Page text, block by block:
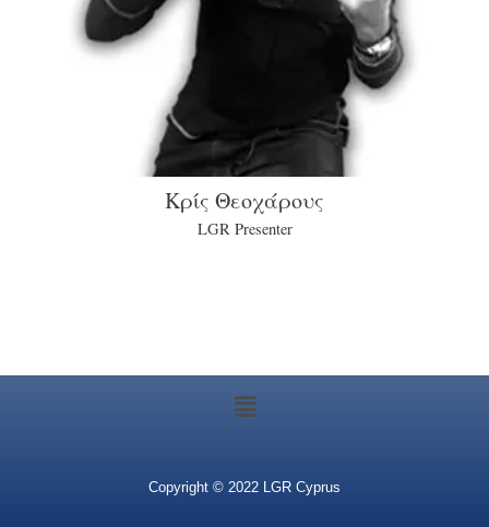
Κρίς Θεοχάρους
LGR Presenter
Copyright © 2022 LGR Cyprus